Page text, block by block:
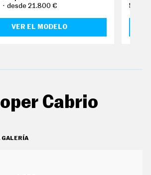
desde 21.800 €
VER EL MODELO
Cabrio
GALERÍA